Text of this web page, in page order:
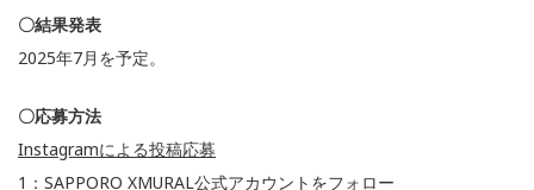
〇結果発表
2025年7月を予定。
〇応募方法
Instagramによる投稿応募
1：SAPPORO XMURAL公式アカウントをフォロー